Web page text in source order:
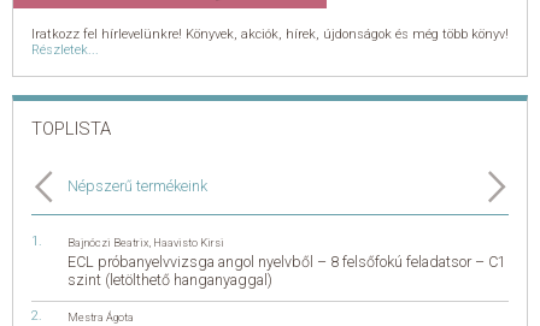
Iratkozz fel hírlevelünkre! Könyvek, akciók, hírek, újdonságok és még több könyv!
Részletek...
TOPLISTA
Népszerű termékeink
Bajnóczi Beatrix Haavisto Kirsi
ECL próbanyelvvizsga angol nyelvből – 8 felsőfokú feladatsor – C1
szint (letölthető hanganyaggal)
Mestra Ágota